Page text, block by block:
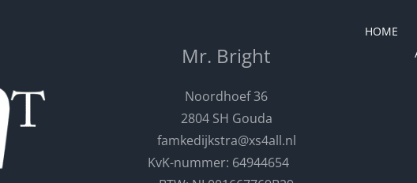
Mr. Bright
Noordhoef 36
2804 SH Gouda
famkedijkstra@xs4all.nl
KvK-nummer: 64944654
HOME